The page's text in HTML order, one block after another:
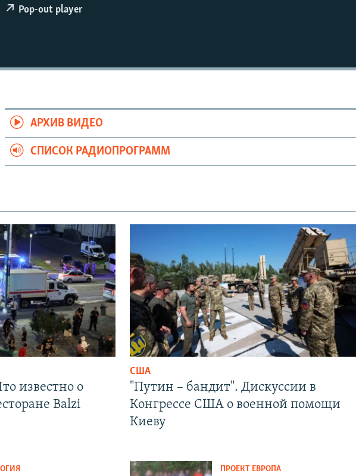
Pop-out player
АРХИВ ВИДЕО
СПИСОК РАДИОПРОГРАММ
известно о
Balzi
США
"Путин – бандит". Дискуссии в
Конгрессе США о военной помощи
Киеву
ПРОЕКТ ЕВРОПА